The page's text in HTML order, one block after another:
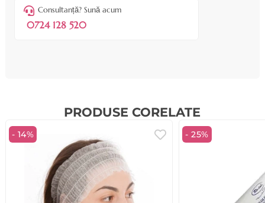
Consultanță? Sună acum
0724 128 520
PRODUSE CORELATE
- 14% - 25%